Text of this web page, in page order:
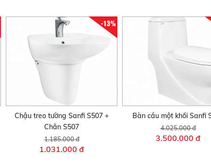
-13%
Chậu treo tường Sanfi S507 +
Chân S507
1.185.000 đ
1.031.000 đ
Bàn cầu một khối Sanfi
4.025.000 đ
3.500.000 đ